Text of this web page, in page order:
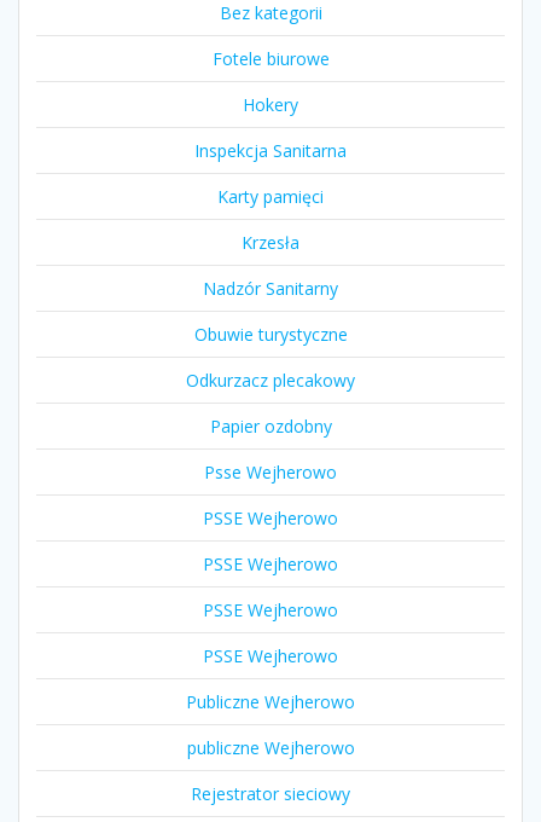
Bez kategorii
Fotele biurowe
Hokery
Inspekcja Sanitarna
Karty pamięci
Krzesła
Nadzór Sanitarny
Obuwie turystyczne
Odkurzacz plecakowy
Papier ozdobny
Psse Wejherowo
PSSE Wejherowo
PSSE Wejherowo
PSSE Wejherowo
PSSE Wejherowo
Publiczne Wejherowo
publiczne Wejherowo
Rejestrator sieciowy